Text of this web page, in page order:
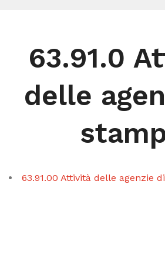
63.91.0
delle
63.91.00 Attività delle agenzie